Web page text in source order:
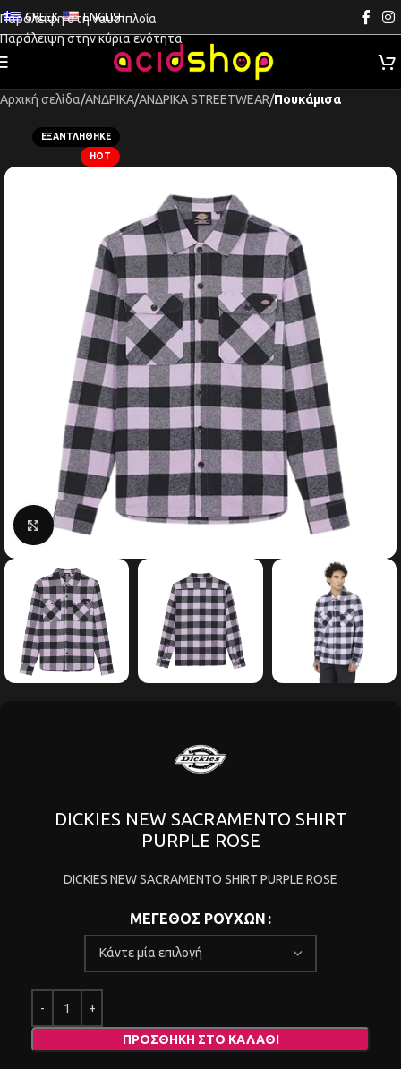
Παράλειψη στη ναυσιπλοΐα
Παράλειψη στην κύρια ενότητα
GREEK ENGLISH
Αρχική σελίδα ΑΝΔΡΙΚΑ ΑΝΔΡΙΚΑ STREETWEAR Πουκάμισα
ΕΞΑΝΤΛΉΘΗΚΕ
HOT
Κάντε κλικ για μεγέθυνση
DICKIES NEW SACRAMENTO SHIRT
PURPLE ROSE
DICKIES NEW SACRAMENTO SHIRT PURPLE ROSE
ΜΕΓΕΘΟΣ ΡΟΥΧΩΝ
ΠΡΟΣΘΉΚΗ ΣΤΟ ΚΑΛΆΘΙ